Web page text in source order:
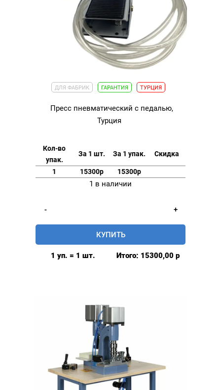
ДЛЯ ФАБРИК ГАРАНТИЯ ТУРЦИЯ
Пресс пневматический с педалью,
Турция
Кол-во
упак.
За 1 шт. За 1 упак. Скидка
1 15300р 15300р
1 в наличии
-
товара
Пресс
пневматический
+
КУПИТЬ
1 уп. = 1 шт. Итого: 15300,00 р